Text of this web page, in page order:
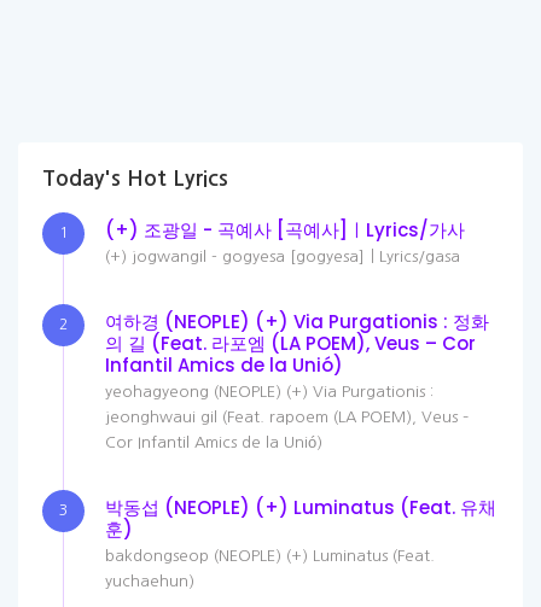
Today's Hot Lyrics
1 (+) 조광일 - 곡예사 [곡예사]ㅣLyrics/가사
(+) jogwangil - gogyesa [gogyesa]ㅣLyrics/gasa
2
여하경 (NEOPLE) (+) Via Purgationis : 정화
의 길 (Feat. 라포엠 (LA POEM), Veus – Cor
Infantil Amics de la Unió)
yeohagyeong (NEOPLE) (+) Via Purgationis :
jeonghwaui gil (Feat. rapoem (LA POEM), Veus –
Cor Infantil Amics de la Unió)
3
박동섭 (NEOPLE) (+) Luminatus (Feat. 유채
훈)
bakdongseop (NEOPLE) (+) Luminatus (Feat.
yuchaehun)